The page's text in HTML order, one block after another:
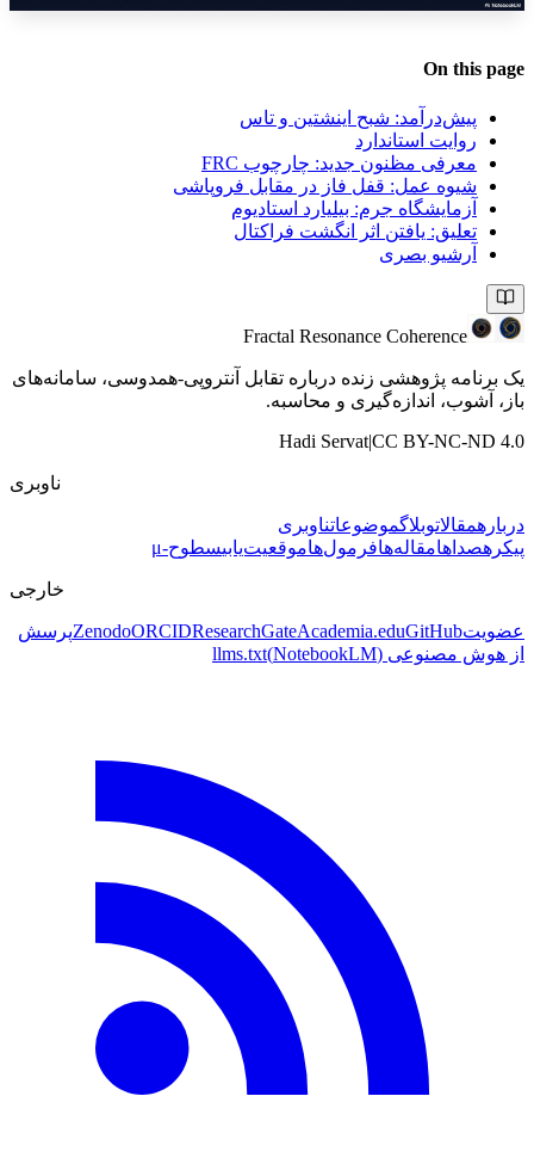
On this page
پیش‌درآمد: شبح اینشتین و تاس
روایت استاندارد
معرفی مظنون جدید: چارچوب FRC
شیوه عمل: قفل فاز در مقابل فروپاشی
آزمایشگاه جرم: بیلیارد استادیوم
تعلیق: یافتن اثر انگشت فراکتال
آرشیو بصری
Fractal Resonance Coherence
یک برنامه پژوهشی زنده درباره تقابل آنتروپی-همدوسی، سامانه‌های
باز، آشوب، اندازه‌گیری و محاسبه.
Hadi Servat|CC BY-NC-ND 4.0
ناوبری
دربارهمقالاتوبلاگموضوعاتناوبری
پیکرهصداهامقاله‌هافرمول‌هاموقعیت‌یابیسطوح-μ
خارجی
عضویت ZenodoORCIDResearchGateAcademia.eduGitHub
پرسش
از هوش مصنوعی (NotebookLM)
llms.txt